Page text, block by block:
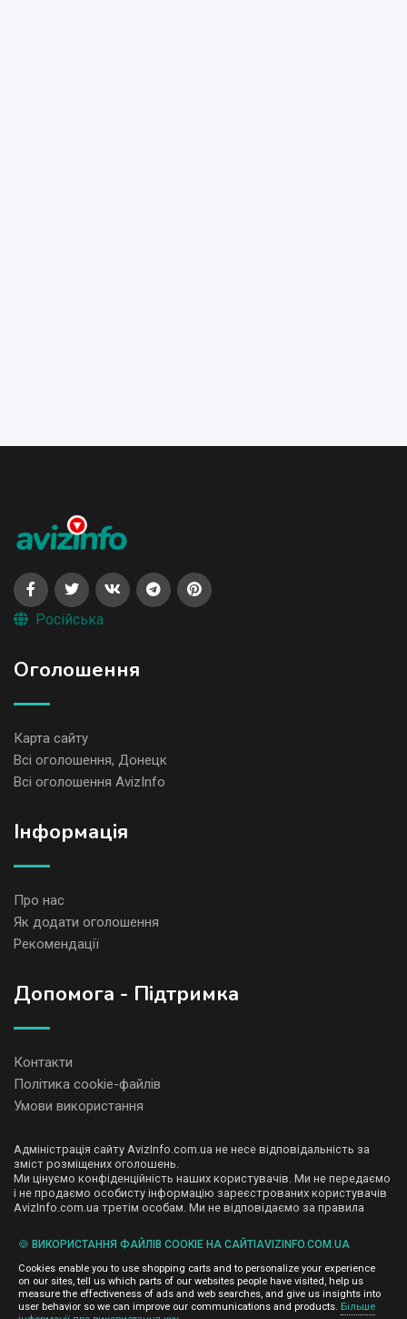
Російська
Оголошення
Карта сайту
Всі оголошення, Донецк
Всі оголошення AvizInfo
Iнформація
Про нас
Як додати оголошення
Рекомендації
Допомога - Підтримка
Контакти
Політика cookie-файлів
Умови використання
Адміністрація сайту AvizInfo.com.ua не несе відповідальність за
зміст розміщених оголошень.
Ми цінуємо конфіденційність наших користувачів. Ми не передаємо
і не продаємо особисту інформацію зареєстрованих користувачів
AvizInfo.com.ua третім особам. Ми не відповідаємо за правила
деяких сторінках нашого сайту представлена реклама Google
Adsense Advertising Network. Щоб дізнатися детальніше про
правила конфіденційності Googleнатисніть тут.
🍪 ВИКОРИСТАННЯ ФАЙЛІВ COOKIE НА САЙТІAVIZINFO.COM.UA
Cookies enable you to use shopping carts and to personalize your experience
on our sites, tell us which parts of our websites people have visited, help us
measure the effectiveness of ads and web searches, and give us insights into
user behavior so we can improve our communications and products. Більше